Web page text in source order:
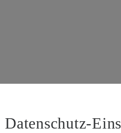
Datenschutz-